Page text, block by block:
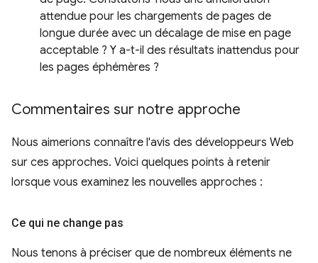
attendue pour les chargements de pages de
longue durée avec un décalage de mise en page
acceptable ? Y a-t-il des résultats inattendus pour
les pages éphémères ?
Commentaires sur notre approche
Nous aimerions connaître l'avis des développeurs Web
sur ces approches. Voici quelques points à retenir
lorsque vous examinez les nouvelles approches :
Ce qui ne change pas
Nous tenons à préciser que de nombreux éléments ne